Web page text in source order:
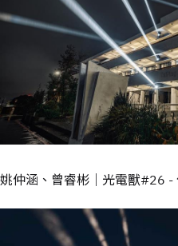
姚仲涵、曾睿彬｜光電獸#26 -